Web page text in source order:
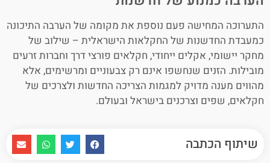
התערוכה המחישה פעם נוספת את מקומה של הערבה התיכונה
כמעבדת החדשנות של החקלאות הישראלית – שילוב של
מחקר יישומי, אקלים ייחודי, חקלאים פורצי דרך וחברות זרעים
מובילות. הזנים שנחשפו אינם רק צבעוניים ומרשימים, אלא
מהווים מענה מדויק למגמות הצריכה החדשות ולצרכים של
חקלאים, שפים וצרכנים בישראל ובעולם.
שיתוף הכתבה